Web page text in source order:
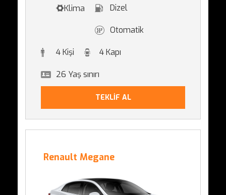
Klima Dizel
Otomatik
4 Kişi 4 Kapı
26 Yaş sınırı
TEKLİF AL
Renault Megane